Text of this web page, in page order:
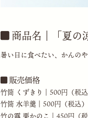
商品名｜「夏の
暑い日に食べたい、かんの
販売価格
竹筒 くずきり｜500円（税込
竹筒 水羊羹｜500円（税込）
竹の露 栗かのこ｜450円（税